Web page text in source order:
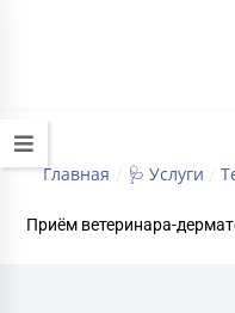
Главная 🩺 Услуги
Приём ветеринара-